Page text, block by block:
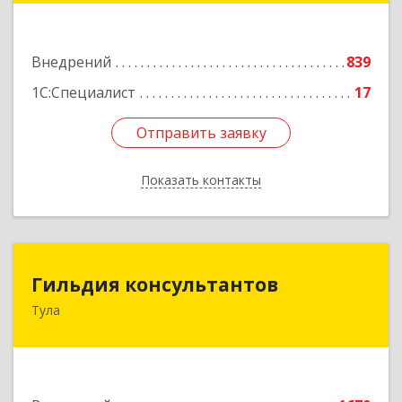
Внедрений
839
1С:Специалист
17
Отправить заявку
Показать контакты
Отправить заявку
Назад
Гильдия консультантов
Тула300034, Тульская об, Тула г, Вересаева ул, дом